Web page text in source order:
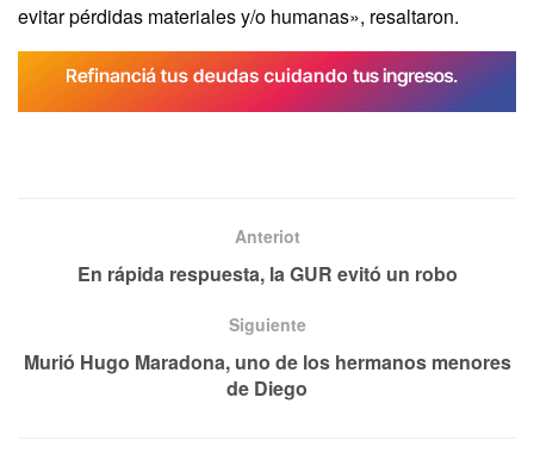
evitar pérdidas materiales y/o humanas», resaltaron.
Anteriot
En rápida respuesta, la GUR evitó un robo
Siguiente
Murió Hugo Maradona, uno de los hermanos menores
de Diego